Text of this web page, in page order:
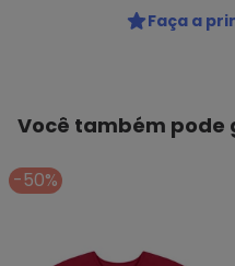
Código do produto: 7720218
Modelo: Cropped
Fornecedor: MARISOL
Feito: Brasil
Cuidados para conservação
Composição: Algodão 96%
Faça a
Você também pode
-50%